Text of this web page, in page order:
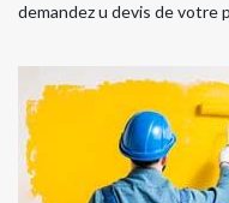
demandez u devis de votre